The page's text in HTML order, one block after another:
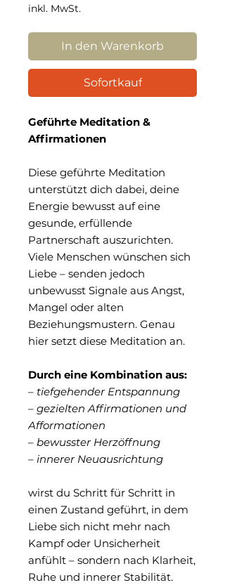
inkl. MwSt.
In den Warenkorb
Sofortkauf
Geführte Meditation &
Affirmationen
Diese geführte Meditation
unterstützt dich dabei, deine
Energie bewusst auf eine
gesunde, erfüllende
Partnerschaft auszurichten.
Viele Menschen wünschen sich
Liebe – senden jedoch
unbewusst Signale aus Angst,
Mangel oder alten
Beziehungsmustern. Genau
hier setzt diese Meditation an.
Durch eine Kombination aus:
– tiefgehender Entspannung
– gezielten Affirmationen und
Afformationen
– bewusster Herzöffnung
– innerer Neuausrichtung
wirst du Schritt für Schritt in
einen Zustand geführt, in dem
Liebe sich nicht mehr nach
Kampf oder Unsicherheit
anfühlt – sondern nach Klarheit,
Ruhe und innerer Stabilität.